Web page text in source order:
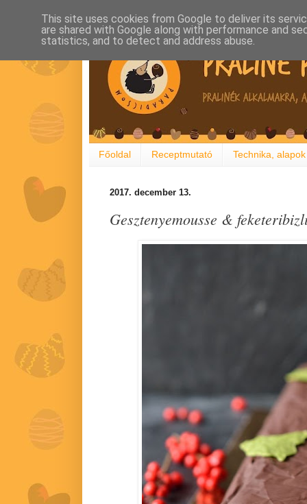
Főoldal Receptmutató Technika, alapok
2017. december 13.
Gesztenyemousse &
This site uses cookies from Google to deliver its
are shared with Google along with performance and
statistics, and to detect and address abuse.